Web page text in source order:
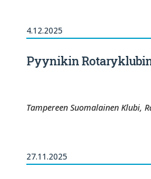
4.12.2025
Pyynikin
Tampereen Suomalainen Klubi,
27.11.2025